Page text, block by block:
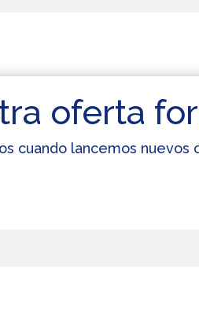
oferta
cuando lancemos nuevos